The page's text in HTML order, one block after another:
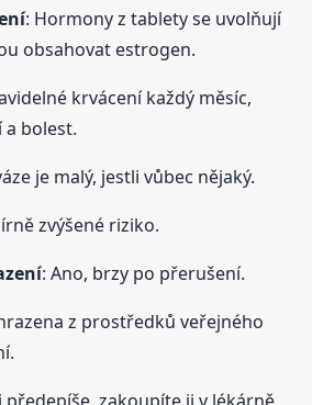
: Hormony z tablety se uvolňují
obsahovat estrogen.
krvácení každý měsíc,
a bolest.
je malý, jestli vůbec nějaký.
zvýšené riziko.
: Ano, brzy po přerušení.
z prostředků veřejného